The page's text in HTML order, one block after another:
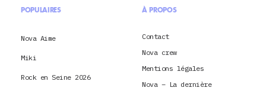
POPULAIRES
Nova Aime
Miki
Rock en Seine 2026
À PROPOS
Contact
Nova crew
Mentions légales
Nova – La dernière